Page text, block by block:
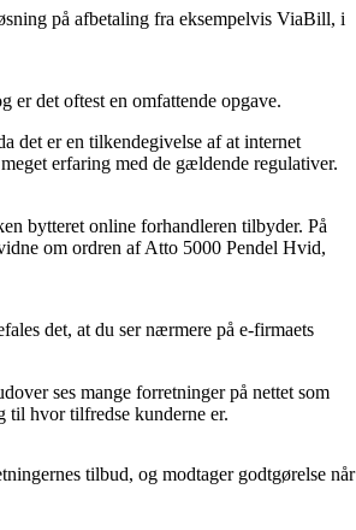
på afbetaling fra eksempelvis ViaBill, i
er det oftest en omfattende opgave.
det er en tilkendegivelse af at internet
erfaring med de gældende regulativer.
bytteret online forhandleren tilbyder. På
om ordren af Atto 5000 Pendel Hvid,
det, at du ser nærmere på e-firmaets
ses mange forretninger på nettet som
til hvor tilfredse kunderne er.
tilbud, og modtager godtgørelse når